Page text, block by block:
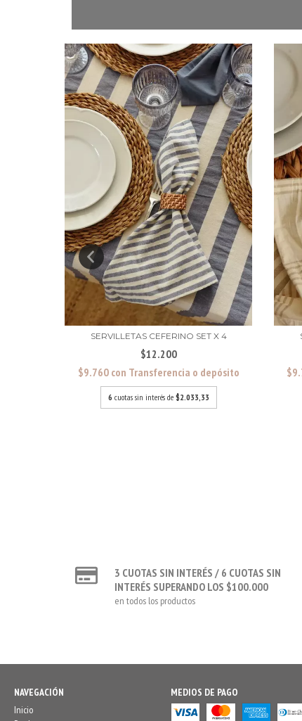
SERVILLETAS CEFERINO SET X 4
$12.200
$9.760 con Transferencia o depósito
6 cuotas sin interés de $2.033,33
3 CUOTAS SIN INTERÉS / 6 CUOTAS SIN
INTERÉS SUPERANDO LOS $100.000
en todos los productos
NAVEGACIÓN
Inicio
MEDIOS DE PAGO